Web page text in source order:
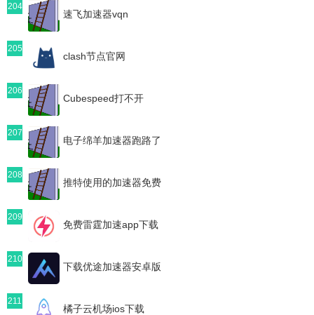
204
速飞加速器vqn
205
clash节点官网
206
Cubespeed打不开
207
电子绵羊加速器跑路了
208
推特使用的加速器免费
209
免费雷霆加速app下载
210
下载优途加速器安卓版
211
橘子云机场ios下载